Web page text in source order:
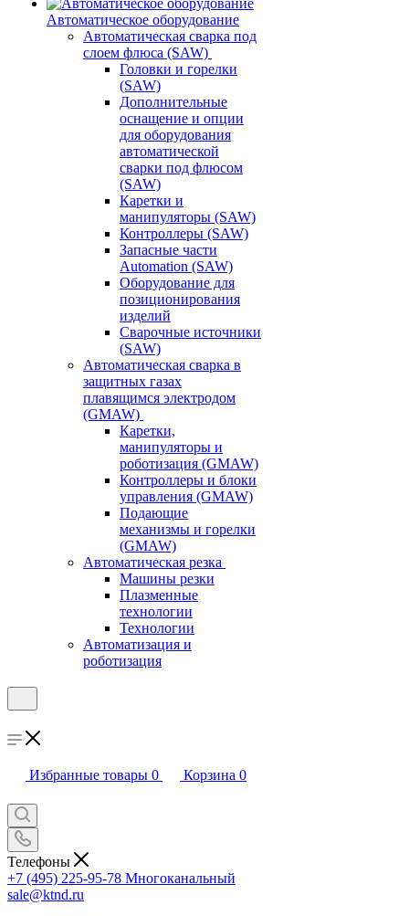
Автоматическое оборудование
Автоматическая сварка под
слоем флюса (SAW)
Головки и горелки
(SAW)
Дополнительные
оснащение и опции
для оборудования
автоматической
сварки под флюсом
(SAW)
Каретки и
манипуляторы (SAW)
Контроллеры (SAW)
Запасные части
Automation (SAW)
Оборудование для
позиционирования
изделий
Сварочные источники
(SAW)
Автоматическая сварка в
защитных газах
плавящимся электродом
(GMAW)
Каретки,
манипуляторы и
роботизация (GMAW)
Контроллеры и блоки
управления (GMAW)
Подающие
механизмы и горелки
(GMAW)
Автоматическая резка
Машины резки
Плазменные
технологии
Технологии
Автоматизация и
роботизация
Избранные товары 0 Корзина 0
Телефоны
+7 (495) 225-95-78 Многоканальный
sale@ktnd.ru